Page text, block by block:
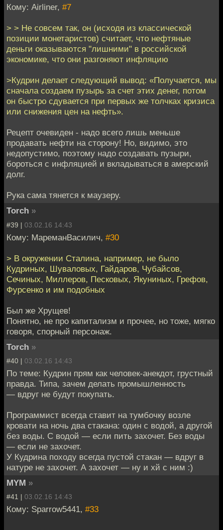
Кому: Airliner, #7
> > Не совсем так, он (исходя из классической
позиции монетаристов) считает, что нефтяные
деньги оказываются "лишними" в российской
экономике, что они разгоняют инфляцию
>Кудрин делает следующий вывод: «Получается, мы
сначала создаем пузырь за счет этих денег, потом
он быстро сдувается при первых же толчках кризиса
или снижения цен на нефть».
Рецепт очевиден - надо всего лишь меньше
продавать нефти на сторону! Но, видимо, это
недопустимо, поэтому надо создавать пузыри,
бороться с инфляцией и вкладываться в амерский
долг.
Рука сама тянется к маузеру.
Torch »
#39 | 03.02.16 14:43
Кому: МареманВасилич, #30
> В окружении Сталина, например, не было
Кудриных, Шуваловых, Гайдаров, Чубайсов,
Сечиных, Миллеров, Песковых, Якуниных, Грефов,
Фурсенко и им подобных
Был же Хрущев!
Понятно, не про капитализм и прочее, но тоже, мягко
говоря, спорный персонаж.
Torch »
#40 | 03.02.16 14:43
По теме: Кудрин прям как человек-анекдот, грустный
правда. Типа, зачем делать промышленность
— вдруг не будут покупать.
Программист всегда ставит на тумбочку возле
кровати на ночь два стакана: один с водой, а другой
без воды. С водой — если пить захочет. Без воды
— если не захочет.
У Кудрина походу всегда пустой стакан — вдруг в
натуре не захочет. А захочет — ну и хй с ним :)
MYM »
#41 | 03.02.16 14:43
Кому: Sparrow5441, #33